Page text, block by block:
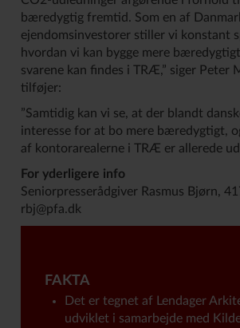
bæredygtig fremtid. Som en af
ejendomsinvestorer stiller vi konstant
hvordan vi kan bygge mere
svarene kan findes i TRÆ,” siger Peter
tilføjer:
”Samtidig kan vi se, at der blandt
interesse for at bo mere bæredygtigt,
af kontorarealerne i TRÆ er allerede
For yderligere info
Seniorpresserådgiver Rasmus Bjørn,
rbj@pfa.dk
FAKTA
Det er tegnet af Lendager
udviklet i samarbejde med